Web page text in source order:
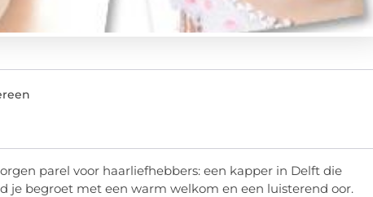
parel voor haarliefhebbers: een kapper in Delft die
je begroet met een warm welkom en een luisterend oor.